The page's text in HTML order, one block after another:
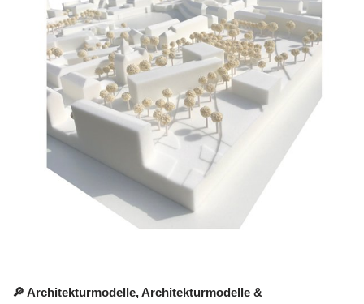
🔎 Architekturmodelle, Architekturmodelle &